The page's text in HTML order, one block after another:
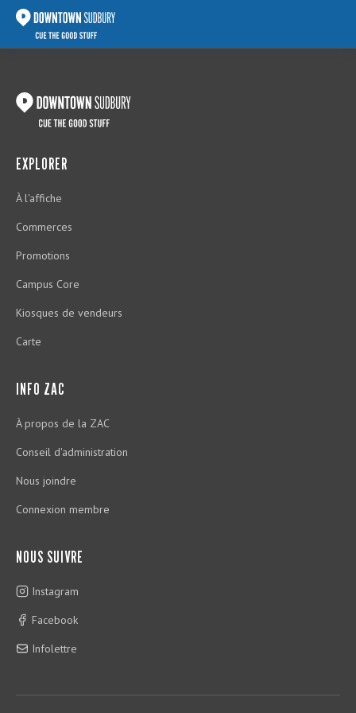
EXPLORER
À l'affiche
Commerces
Promotions
Campus Core
Kiosques de vendeurs
Carte
INFO ZAC
À propos de la ZAC
Conseil d'administration
Nous joindre
Connexion membre
NOUS SUIVRE
Instagram
Facebook
Infolettre